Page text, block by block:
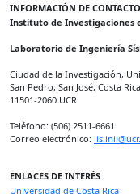
INFORMACIÓN DE CONTACTO
Instituto de Investigaciones
Laboratorio de Ingeniería
Ciudad de la Investigación,
San Pedro, San José, Costa Rica
11501-2060 UCR
Teléfono: (506) 2511-6661
Correo electrónico:
ENLACES DE INTERÉS
Universidad de Costa Rica